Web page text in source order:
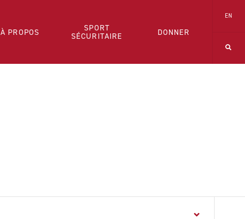
À PROPOS
SPORT
SÉCURITAIRE
DONNER
EN